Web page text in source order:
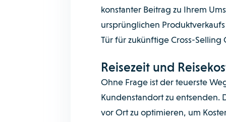
konstanter Beitrag zu Ihrem
ursprünglichen
Tür für zukünftige Cross-Selling
Reisezeit und
Ohne Frage ist der teuerste
Kundenstandort zu entsenden.
vor Ort zu optimieren, um